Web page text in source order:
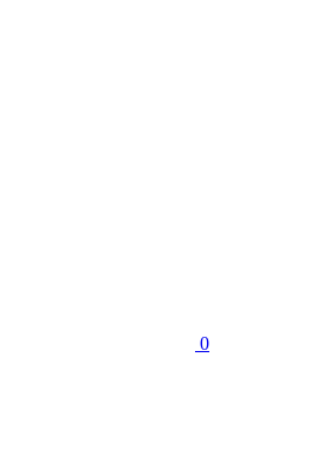
0